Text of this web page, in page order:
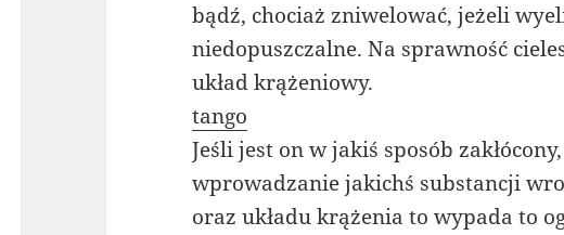
bądź, chociaż zniwelować, jeżeli
niedopuszczalne. Na sprawność
układ krążeniowy.
tango
Jeśli jest on w jakiś sposób
wprowadzanie jakichś substancji
oraz układu krążenia to wypada to